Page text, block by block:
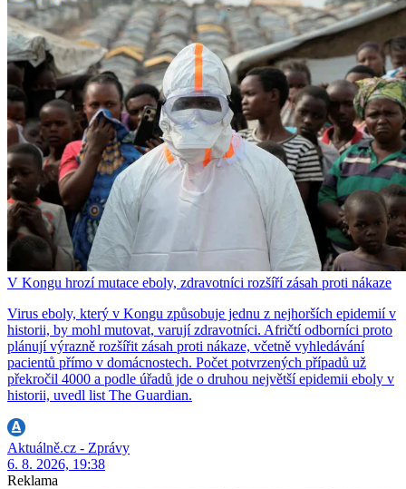
V Kongu hrozí mutace eboly, zdravotníci rozšíří zásah proti nákaze
Virus eboly, který v Kongu způsobuje jednu z nejhorších epidemií v
historii, by mohl mutovat, varují zdravotníci. Afričtí odborníci proto
plánují výrazně rozšířit zásah proti nákaze, včetně vyhledávání
pacientů přímo v domácnostech. Počet potvrzených případů už
překročil 4000 a podle úřadů jde o druhou největší epidemii eboly v
historii, uvedl list The Guardian.
Aktuálně.cz - Zprávy
6. 8. 2026, 19:38
Reklama